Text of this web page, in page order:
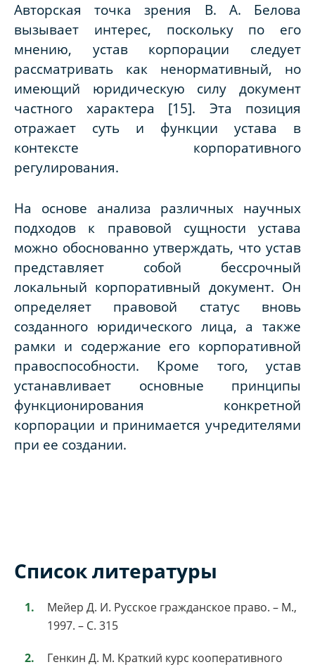
Авторская точка зрения В. А. Белова
вызывает интерес, поскольку по его
мнению, устав корпорации следует
рассматривать как ненормативный, но
имеющий юридическую силу документ
частного характера [15]. Эта позиция
отражает суть и функции устава в
контексте корпоративного
регулирования.
На основе анализа различных научных
подходов к правовой сущности устава
можно обоснованно утверждать, что устав
представляет собой бессрочный
локальный корпоративный документ. Он
определяет правовой статус вновь
созданного юридического лица, а также
рамки и содержание его корпоративной
правоспособности. Кроме того, устав
устанавливает основные принципы
функционирования конкретной
корпорации и принимается учредителями
при ее создании.
Список литературы
Мейер Д. И. Русское гражданское право. – М.,
1997. – С. 315
Генкин Д. М. Краткий курс кооперативного